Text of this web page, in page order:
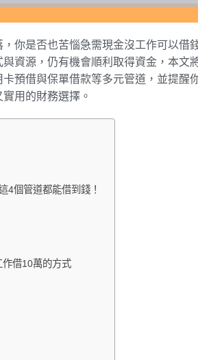
你是否也苦惱急需現金沒工作可以借
資源，仍有機會順利取得資金，本文
預借與保單借款等多元管道，並提醒
用的財務選擇。
4個管道都能借到錢！
借10萬的方式